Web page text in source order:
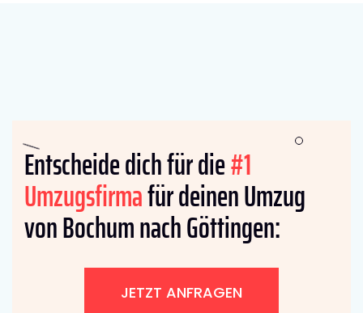
Entscheide dich für die#1
Umzugsfirmafür deinen Umzug
von Bochum nach Göttingen:
JETZT ANFRAGEN